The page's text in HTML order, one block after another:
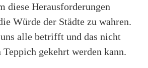
diese Herausforderungen
Würde der Städte zu wahren.
alle betrifft und das nicht
gekehrt werden kann.